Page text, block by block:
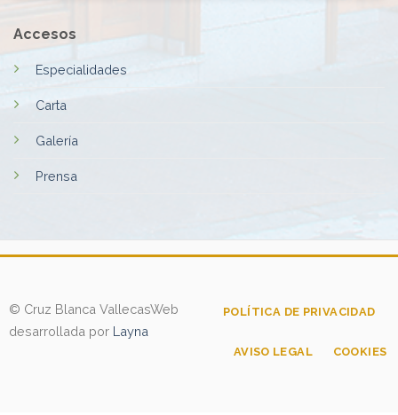
Accesos
Especialidades
Carta
Galería
Prensa
© Cruz Blanca VallecasWeb
desarrollada por Layna
POLÍTICA DE PRIVACIDAD
AVISO LEGAL COOKIES